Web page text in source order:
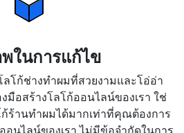
พในการแก้ไข
โก้ช่างทำผมที่สวยงามและโอ่อ่า
มือสร้างโลโก้ออนไลน์ของเรา ใช่
ร้านทำผมได้มากเท่าที่คุณต้องการ
อนไลน์ของเรา ไม่มีข้อจำกัดในการ